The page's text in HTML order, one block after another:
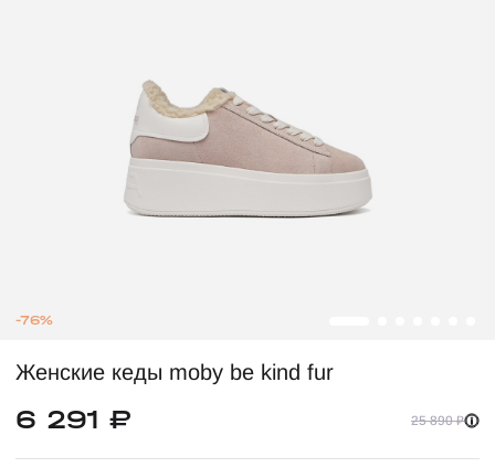
-76%
Женские кеды moby be kind fur
6 291 ₽ 25 890 ₽